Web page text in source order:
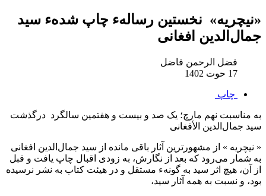
«نیچریه» نخستین رسالهء چاپ شدهء سید
جمال‌الدین افغانی
فضل‌ الرحمن فاضل
17 حوت 1402
چاپ
به مناسبت نهم مارچ؛ یک صد و بیست و هفتمین سالگرد درگذشت
سید جمال‌الدین الأفغانی
« نیچریه » از مشهورترین آثار باقی مانده از سید جمال‌الدین افغانی
به شمار می‌رود که بعد از نگارش، به زودی اقبال چاپ یافت و قبل
از آن، هیچ اثر سید به گونهء مستقل و در هیئت کتاب به نشر نرسیده
بود، و نسبت به همه آثار سید،